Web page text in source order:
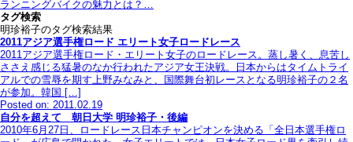
ランニングバイクの魅力とは？…
タグ検索
明珍裕子のタグ検索結果
2011アジア選手権ロード エリート女子ロードレース
2011アジア選手権ロード・エリート女子のロードレース。蒸し暑く、息苦し
ささえ感じる猛暑のなか行われたアジア女王決戦。日本からはタイムトライ
アルでの雪辱を期す上野みなみと、国際舞台初レースとなる明珍裕子の２名
が参加。韓国 […]
Posted on: 2011.02.19
自分を超えて 朝日大学 明珍裕子・後編
2010年6月27日、ロードレース日本チャンピオンを決める「全日本選手権ロ